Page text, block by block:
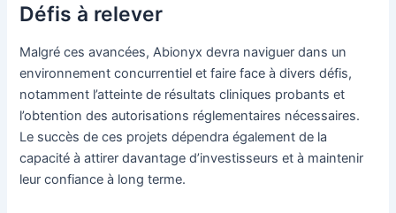
Défis à relever
Malgré ces avancées, Abionyx devra naviguer dans un
environnement concurrentiel et faire face à divers défis,
notamment l’atteinte de résultats cliniques probants et
l’obtention des autorisations réglementaires nécessaires.
Le succès de ces projets dépendra également de la
capacité à attirer davantage d’investisseurs et à maintenir
leur confiance à long terme.